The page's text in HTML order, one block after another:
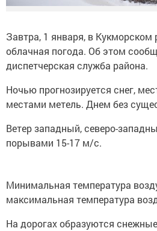
Завтра, 1 января, в Кукморском
облачная погода. Об этом
диспетчерская служба района.
Ночью прогнозируется снег,
местами метель. Днем без
Ветер западный, северо-
порывами 15-17 м/с.
Минимальная температура
максимальная температура
На дорогах образуются